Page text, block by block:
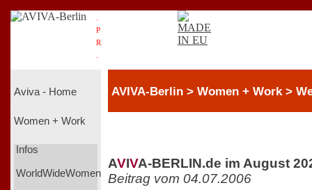
P
R
Aviva - Home
Women + Work
Infos
WorldWideWomen
AVIVA-Berlin > Women + Work >
AVIVA-BERLIN.de im August
Beitrag vom 04.07.2006